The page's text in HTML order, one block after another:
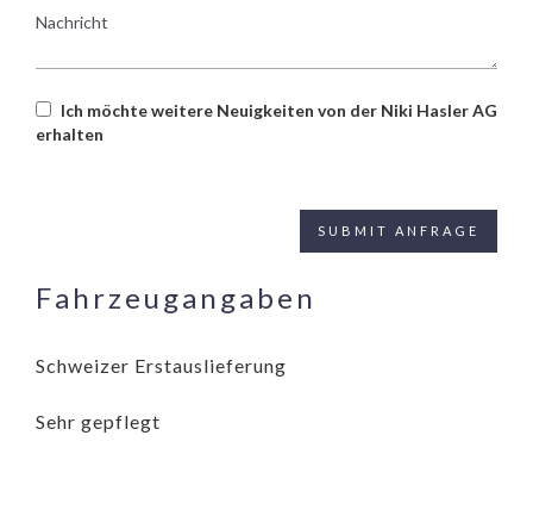
Ich möchte weitere Neuigkeiten von der Niki Hasler AG
erhalten
Fahrzeugangaben
Schweizer Erstauslieferung
Sehr gepflegt